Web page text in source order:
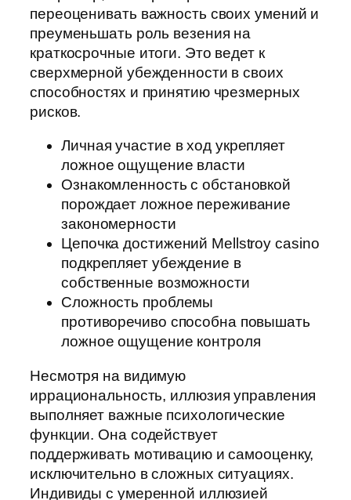
переоценивать важность своих умений и
преуменьшать роль везения на
краткосрочные итоги. Это ведет к
сверхмерной убежденности в своих
способностях и принятию чрезмерных
рисков.
Личная участие в ход укрепляет
ложное ощущение власти
Ознакомленность с обстановкой
порождает ложное переживание
закономерности
Цепочка достижений Mellstroy casino
подкрепляет убеждение в
собственные возможности
Сложность проблемы
противоречиво способна повышать
ложное ощущение контроля
Несмотря на видимую
иррациональность, иллюзия управления
выполняет важные психологические
функции. Она содействует
поддерживать мотивацию и самооценку,
исключительно в сложных ситуациях.
Индивиды с умеренной иллюзией